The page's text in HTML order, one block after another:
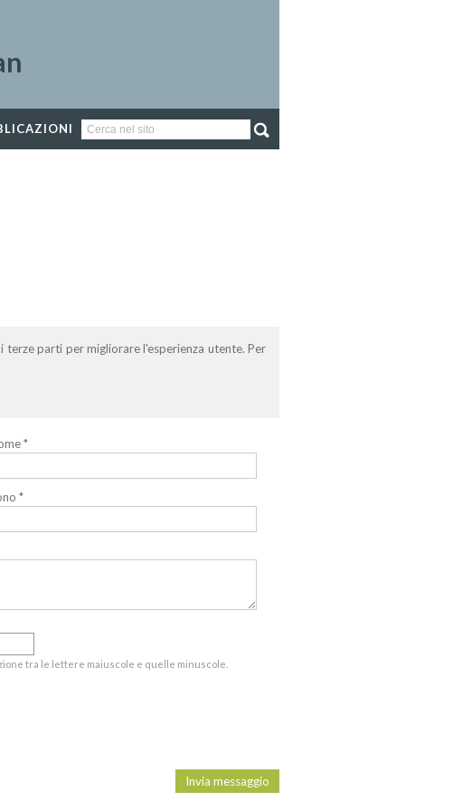
parti per migliorare l'esperienza utente. Per
*
*
tra le lettere maiuscole e quelle minuscole.